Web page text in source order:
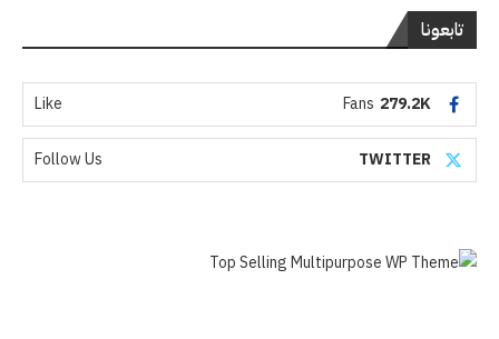
تابعونا
279.2K
Fans
Like
TWITTER
Follow Us